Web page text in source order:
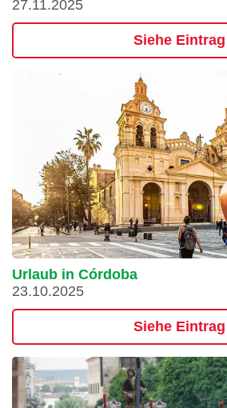
27.11.2025
Siehe Eintrag
Urlaub in Córdoba
23.10.2025
Siehe Eintrag